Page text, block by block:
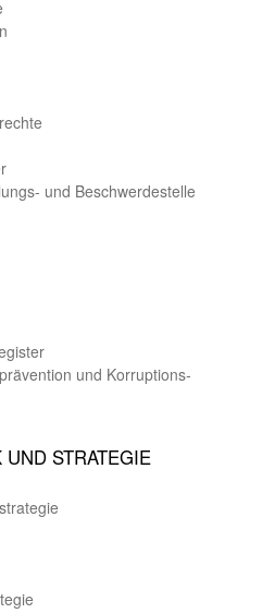
und Beschwerde­stelle
und Korrup­tions­
STRATEGIE